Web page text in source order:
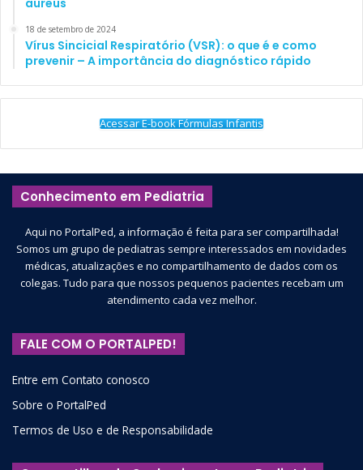
aureus
18 de setembro de 2024
Vírus Sincicial Respiratório (VSR): o que é e como
prevenir – A importância do diagnóstico rápido
Acessar E-book Fórmulas Infantis
Conhecimento em Pediatria
Aqui no PortalPed, a informação é feita para ser compartilhada!
Somos um grupo de pediatras sempre interessados em novidades
médicas, atualizações e no compartilhamento de dados com os
colegas. Tudo para que nossos pequenos pacientes recebam um
atendimento cada vez melhor.
FALE COM O PORTALPED!
Entre em Contato conosco
Sobre o PortalPed
Termos de Uso e de Responsabilidade